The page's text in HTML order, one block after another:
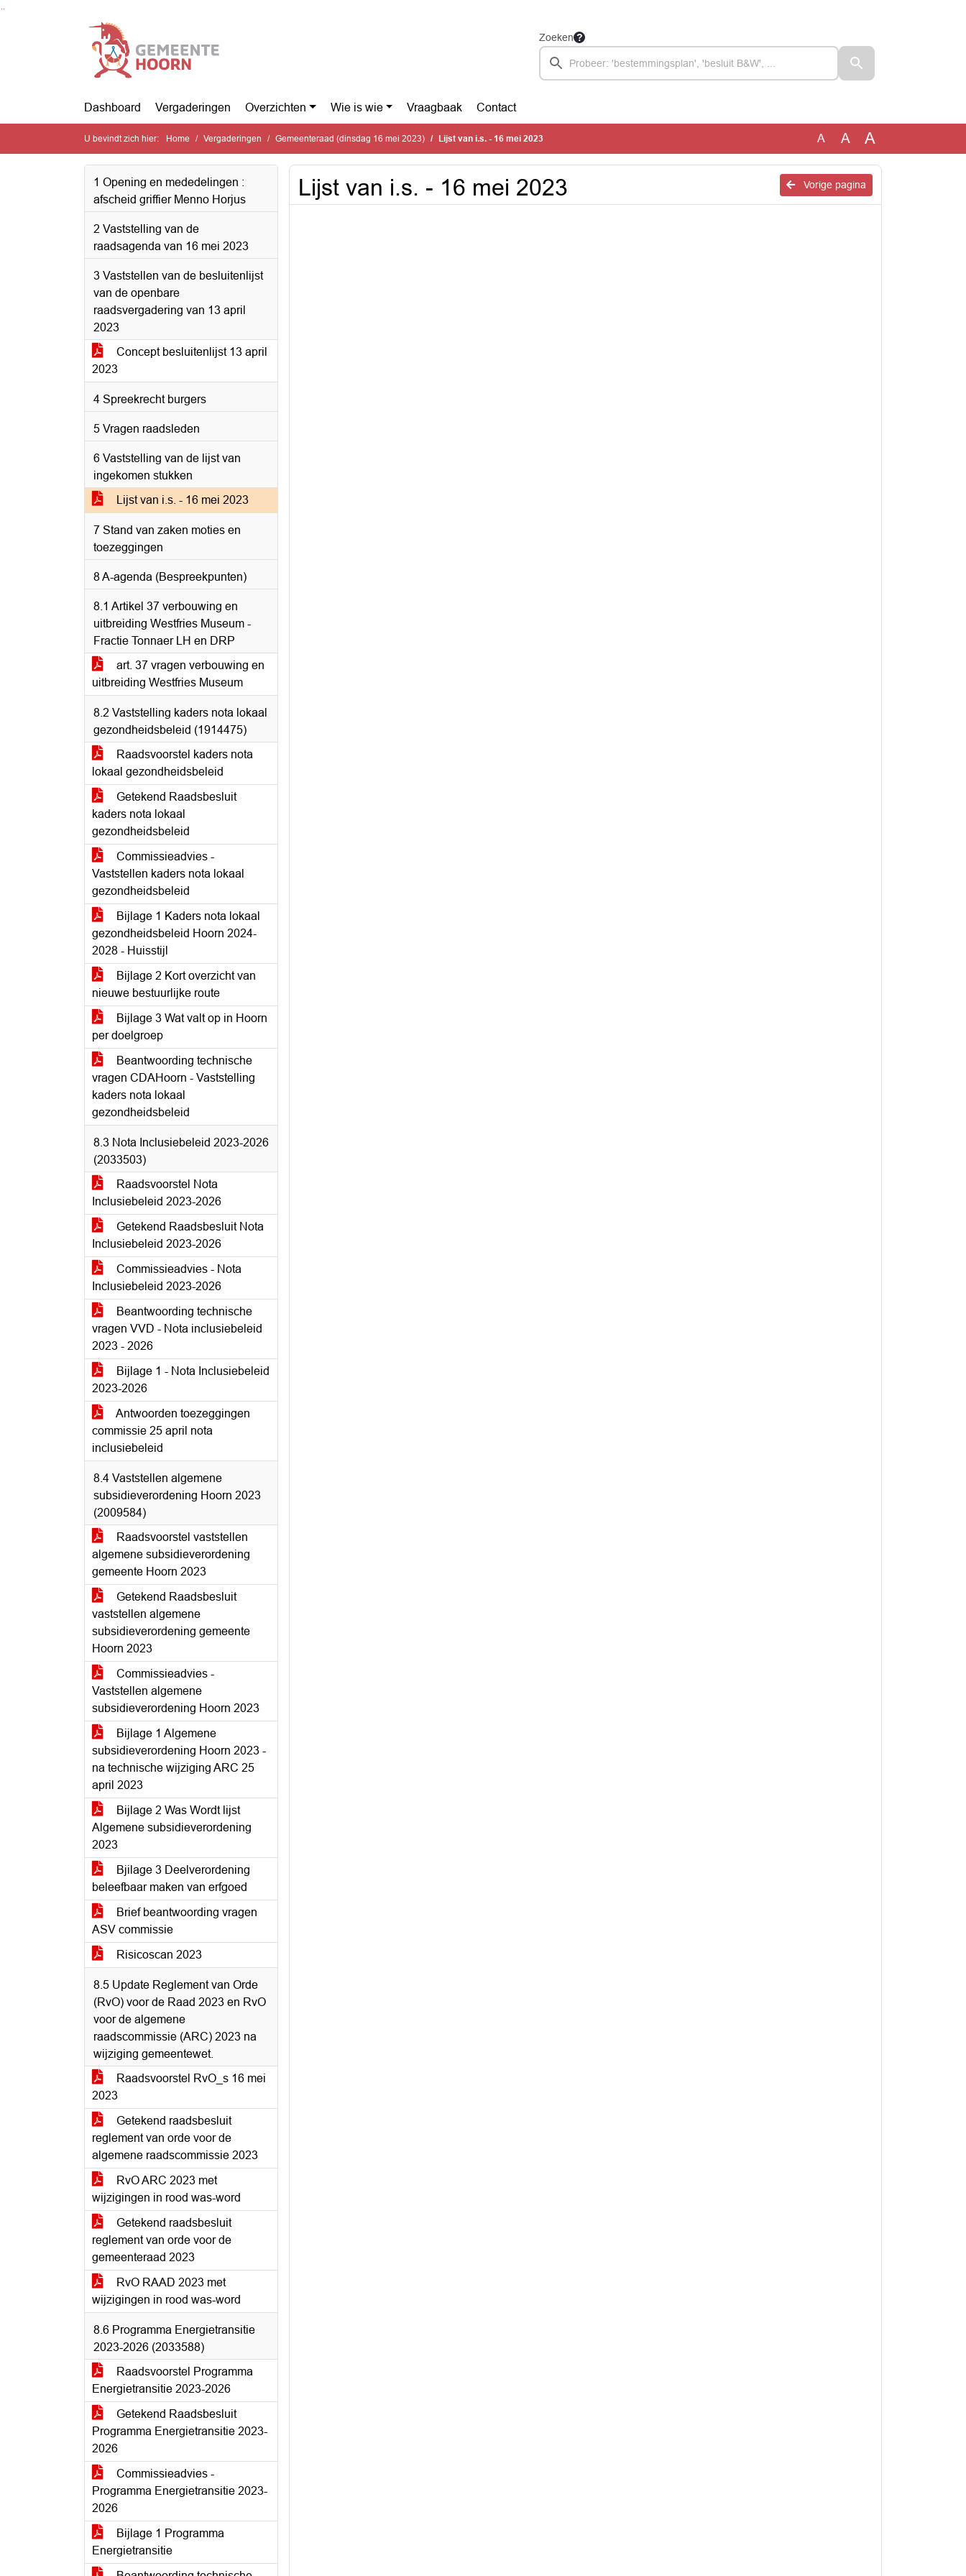
Zoeken
Dashboard Vergaderingen Overzichten Wie is wie Vraagbaak Contact
U bevindt zich hier: Home Vergaderingen Gemeenteraad (dinsdag 16 mei 2023) Lijst van i.s. - 16 mei 2023 A A A
1 Opening en mededelingen :
afscheid griffier Menno Horjus
2 Vaststelling van de
raadsagenda van 16 mei 2023
3 Vaststellen van de besluitenlijst
van de openbare
raadsvergadering van 13 april
2023
Concept besluitenlijst 13 april
2023
4 Spreekrecht burgers
5 Vragen raadsleden
6 Vaststelling van de lijst van
ingekomen stukken
Lijst van i.s. - 16 mei 2023
7 Stand van zaken moties en
toezeggingen
8 A-agenda (Bespreekpunten)
8.1 Artikel 37 verbouwing en
uitbreiding Westfries Museum -
Fractie Tonnaer LH en DRP
art. 37 vragen verbouwing en
uitbreiding Westfries Museum
8.2 Vaststelling kaders nota lokaal
gezondheidsbeleid (1914475)
Raadsvoorstel kaders nota
lokaal gezondheidsbeleid
Getekend Raadsbesluit
kaders nota lokaal
gezondheidsbeleid
Commissieadvies -
Vaststellen kaders nota lokaal
gezondheidsbeleid
Bijlage 1 Kaders nota lokaal
gezondheidsbeleid Hoorn 2024-
2028 - Huisstijl
Bijlage 2 Kort overzicht van
nieuwe bestuurlijke route
Bijlage 3 Wat valt op in Hoorn
per doelgroep
Beantwoording technische
vragen CDAHoorn - Vaststelling
kaders nota lokaal
gezondheidsbeleid
8.3 Nota Inclusiebeleid 2023-2026
(2033503)
Raadsvoorstel Nota
Inclusiebeleid 2023-2026
Getekend Raadsbesluit Nota
Inclusiebeleid 2023-2026
Commissieadvies - Nota
Inclusiebeleid 2023-2026
Beantwoording technische
vragen VVD - Nota inclusiebeleid
2023 - 2026
Bijlage 1 - Nota Inclusiebeleid
2023-2026
Antwoorden toezeggingen
commissie 25 april nota
inclusiebeleid
8.4 Vaststellen algemene
subsidieverordening Hoorn 2023
(2009584)
Raadsvoorstel vaststellen
algemene subsidieverordening
gemeente Hoorn 2023
Getekend Raadsbesluit
vaststellen algemene
subsidieverordening gemeente
Hoorn 2023
Commissieadvies -
Vaststellen algemene
subsidieverordening Hoorn 2023
Bijlage 1 Algemene
subsidieverordening Hoorn 2023 -
na technische wijziging ARC 25
april 2023
Bijlage 2 Was Wordt lijst
Algemene subsidieverordening
2023
Bjilage 3 Deelverordening
beleefbaar maken van erfgoed
Brief beantwoording vragen
ASV commissie
Risicoscan 2023
8.5 Update Reglement van Orde
(RvO) voor de Raad 2023 en RvO
voor de algemene
raadscommissie (ARC) 2023 na
wijziging gemeentewet.
Raadsvoorstel RvO_s 16 mei
2023
Getekend raadsbesluit
reglement van orde voor de
algemene raadscommissie 2023
RvO ARC 2023 met
wijzigingen in rood was-word
Getekend raadsbesluit
reglement van orde voor de
gemeenteraad 2023
RvO RAAD 2023 met
wijzigingen in rood was-word
8.6 Programma Energietransitie
2023-2026 (2033588)
Raadsvoorstel Programma
Energietransitie 2023-2026
Getekend Raadsbesluit
Programma Energietransitie 2023-
2026
Commissieadvies -
Programma Energietransitie 2023-
2026
Bijlage 1 Programma
Energietransitie
Vorige pagina
Lijst van i.s. - 16 mei 2023